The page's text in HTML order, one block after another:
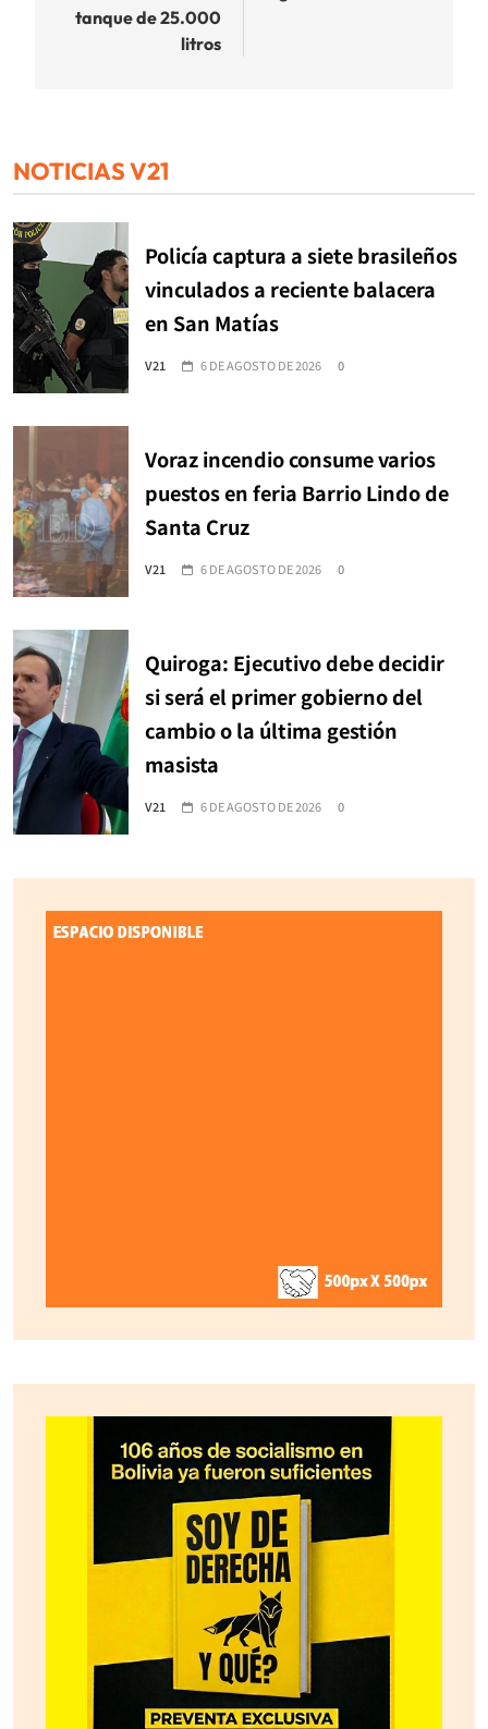
tanque de 25.000
litros
NOTICIAS V21
Policía captura a siete brasileños
vinculados a reciente balacera
en San Matías
V21 6 DE AGOSTO DE 2026 0
Voraz incendio consume varios
puestos en feria Barrio Lindo de
Santa Cruz
V21 6 DE AGOSTO DE 2026 0
Quiroga: Ejecutivo debe decidir
si será el primer gobierno del
cambio o la última gestión
masista
V21 6 DE AGOSTO DE 2026 0